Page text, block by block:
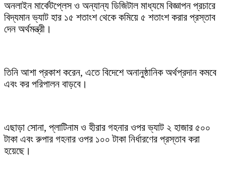
অনলাইন মার্কেটপ্লেস ও অন্যান্য ডিজিটাল মাধ্যমে বিজ্ঞাপন প্রচারে
বিদ্যমান ভ্যাট হার ১৫ শতাংশ থেকে কমিয়ে ৫ শতাংশ করার প্রস্তাব
দেন অর্থমন্ত্রী।
তিনি আশা প্রকাশ করেন, এতে বিদেশে অনানুষ্ঠানিক অর্থপ্রদান কমবে
এবং কর পরিপালন বাড়বে।
এছাড়া সোনা, প্লাটিনাম ও হীরার গহনার ওপর ভ্যাট ২ হাজার ৫০০
টাকা এবং রুপার গহনার ওপর ১০০ টাকা নির্ধারণের প্রস্তাব করা
হয়েছে।